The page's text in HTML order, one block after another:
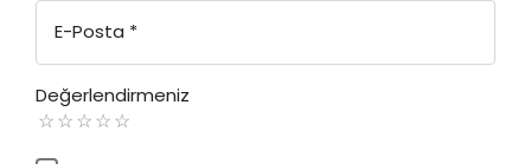
E-Posta *
Değerlendirmeniz